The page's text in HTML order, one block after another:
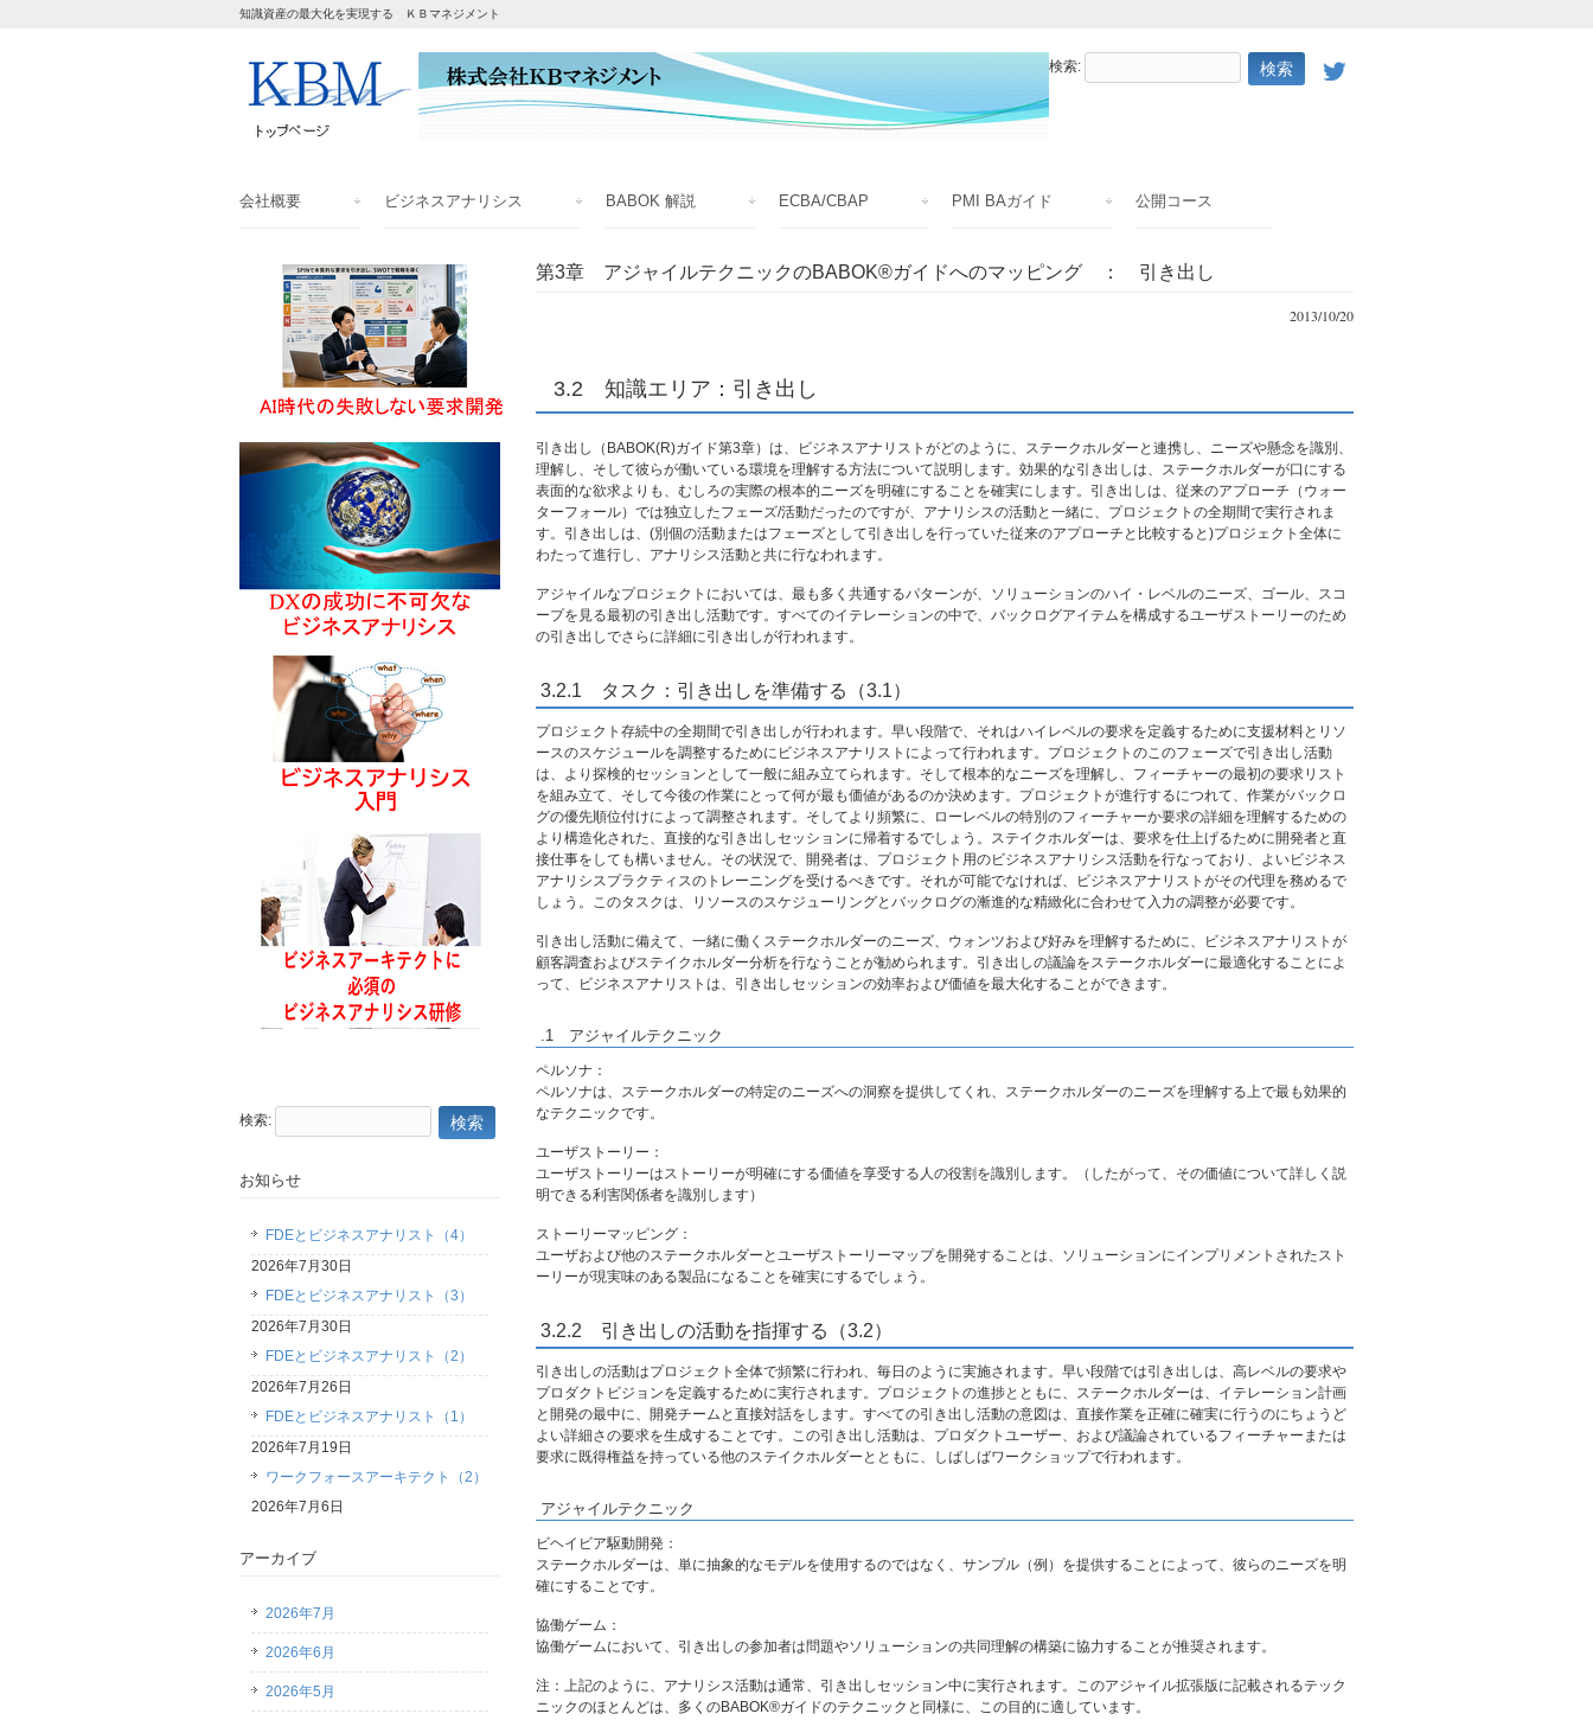
知識資産の最大化を実現する ＫＢマネジメント
検索:
会社概要 ビジネスアナリシス BABOK 解説 ECBA/CBAP PMI BAガイド 公開コース
第3章 アジャイルテクニックのBABOK®ガイドへのマッピング ： 引き出し
2013/10/20
3.2 知識エリア：引き出し
引き出し（BABOK(R)ガイド第3章）は、ビジネスアナリストがどのように、ステークホルダーと連携し、ニーズや懸念を識別、
理解し、そして彼らが働いている環境を理解する方法について説明します。効果的な引き出しは、ステークホルダーが口にする
表面的な欲求よりも、むしろの実際の根本的ニーズを明確にすることを確実にします。引き出しは、従来のアプローチ（ウォー
ターフォール）では独立したフェーズ/活動だったのですが、アナリシスの活動と一緒に、プロジェクトの全期間で実行されま
す。引き出しは、(別個の活動またはフェーズとして引き出しを行っていた従来のアプローチと比較すると)プロジェクト全体に
わたって進行し、アナリシス活動と共に行なわれます。
アジャイルなプロジェクトにおいては、最も多く共通するパターンが、ソリューションのハイ・レベルのニーズ、ゴール、スコ
ープを見る最初の引き出し活動です。すべてのイテレーションの中で、バックログアイテムを構成するユーザストーリーのため
の引き出しでさらに詳細に引き出しが行われます。
3.2.1 タスク：引き出しを準備する（3.1）
プロジェクト存続中の全期間で引き出しが行われます。早い段階で、それはハイレベルの要求を定義するために支援材料とリソ
ースのスケジュールを調整するためにビジネスアナリストによって行われます。プロジェクトのこのフェーズで引き出し活動
は、より探検的セッションとして一般に組み立てられます。そして根本的なニーズを理解し、フィーチャーの最初の要求リスト
を組み立て、そして今後の作業にとって何が最も価値があるのか決めます。プロジェクトが進行するにつれて、作業がバックロ
グの優先順位付けによって調整されます。そしてより頻繁に、ローレベルの特別のフィーチャーか要求の詳細を理解するための
より構造化された、直接的な引き出しセッションに帰着するでしょう。ステイクホルダーは、要求を仕上げるために開発者と直
接仕事をしても構いません。その状況で、開発者は、プロジェクト用のビジネスアナリシス活動を行なっており、よいビジネス
アナリシスプラクティスのトレーニングを受けるべきです。それが可能でなければ、ビジネスアナリストがその代理を務めるで
しょう。このタスクは、リソースのスケジューリングとバックログの漸進的な精緻化に合わせて入力の調整が必要です。
引き出し活動に備えて、一緒に働くステークホルダーのニーズ、ウォンツおよび好みを理解するために、ビジネスアナリストが
顧客調査およびステイクホルダー分析を行なうことが勧められます。引き出しの議論をステークホルダーに最適化することによ
って、ビジネスアナリストは、引き出しセッションの効率および価値を最大化することができます。
.1 アジャイルテクニック
ペルソナ：
ペルソナは、ステークホルダーの特定のニーズへの洞察を提供してくれ、ステークホルダーのニーズを理解する上で最も効果的
なテクニックです。
ユーザストーリー：
ユーザストーリーはストーリーが明確にする価値を享受する人の役割を識別します。（したがって、その価値について詳しく説
明できる利害関係者を識別します）
ストーリーマッピング：
ユーザおよび他のステークホルダーとユーザストーリーマップを開発することは、ソリューションにインプリメントされたスト
ーリーが現実味のある製品になることを確実にするでしょう。
3.2.2 引き出しの活動を指揮する（3.2）
引き出しの活動はプロジェクト全体で頻繁に行われ、毎日のように実施されます。早い段階では引き出しは、高レベルの要求や
プロダクトビジョンを定義するために実行されます。プロジェクトの進捗とともに、ステークホルダーは、イテレーション計画
と開発の最中に、開発チームと直接対話をします。すべての引き出し活動の意図は、直接作業を正確に確実に行うのにちょうど
よい詳細さの要求を生成することです。この引き出し活動は、プロダクトユーザー、および議論されているフィーチャーまたは
要求に既得権益を持っている他のステイクホルダーとともに、しばしばワークショップで行われます。
アジャイルテクニック
ビヘイビア駆動開発：
ステークホルダーは、単に抽象的なモデルを使用するのではなく、サンプル（例）を提供することによって、彼らのニーズを明
確にすることです。
協働ゲーム：
協働ゲームにおいて、引き出しの参加者は問題やソリューションの共同理解の構築に協力することが推奨されます。
注：上記のように、アナリシス活動は通常、引き出しセッション中に実行されます。このアジャイル拡張版に記載されるテック
ニックのほとんどは、多くのBABOK®ガイドのテクニックと同様に、この目的に適しています。
検索:
お知らせ
FDEとビジネスアナリスト（4）
2026年7月30日
FDEとビジネスアナリスト（3）
2026年7月30日
FDEとビジネスアナリスト（2）
2026年7月26日
FDEとビジネスアナリスト（1）
2026年7月19日
ワークフォースアーキテクト（2）
2026年7月6日
アーカイブ
2026年7月
2026年6月
2026年5月